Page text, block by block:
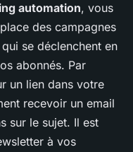
automation, vous
des campagnes
se déclenchent en
abonnés. Par
un lien dans votre
recevoir un email
sur le sujet. Il est
à vos